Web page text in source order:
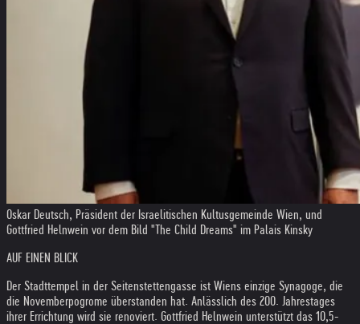
Oskar Deutsch, Präsident der Israelitischen Kultusgemeinde Wien, und
Gottfried Helnwein vor dem Bild "The Child Dreams" im Palais Kinsky
AUF EINEN BLICK
Der Stadttempel in der Seitenstettengasse ist Wiens einzige Synagoge, die
die Novemberpogrome überstanden hat. Anlässlich des 200. Jahrestages
ihrer Errichtung wird sie renoviert. Gottfried Helnwein unterstützt das 10,5-